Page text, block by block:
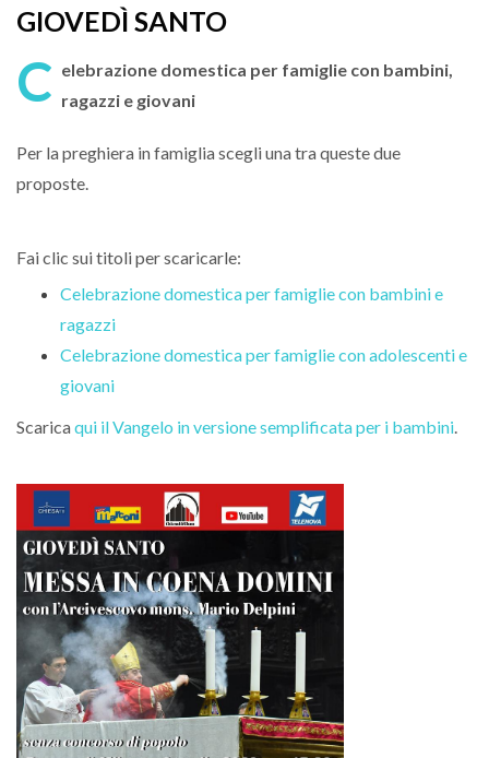
GIOVEDÌ SANTO
C elebrazione domestica per famiglie con bambini,
ragazzi e giovani
Per la preghiera in famiglia scegli una tra queste due
proposte.
Fai clic sui titoli per scaricarle:
Celebrazione domestica per famiglie con bambini e
ragazzi
Celebrazione domestica per famiglie con adolescenti e
giovani
Scaricaqui il Vangelo in versione semplificata per i bambini.